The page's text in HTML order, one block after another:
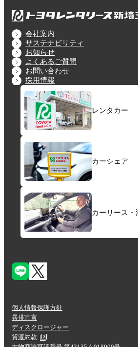
会社案内
サステナビリティ
お知らせ
よくあるご質問
お問い合わせ
採用情報
レンタカー
カーシェア
カーリース・
個人情報保護方針
暴排宣言
ディスクロージャー
貸渡約款